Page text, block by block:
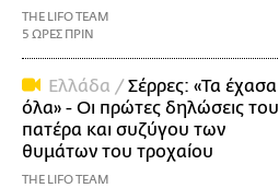
THE LIFO TEAM
5 ΩΡΕΣ ΠΡΙΝ
Ελλάδα /Σέρρες: «Τα έχασα
όλα» - Οι πρώτες δηλώσεις του
πατέρα και συζύγου των
θυμάτων του τροχαίου
THE LIFO TEAM